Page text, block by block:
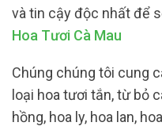
và tin cậy độc nhất để
Hoa Tươi Cà Mau
Chúng chúng tôi cung
loại hoa tươi tắn, từ bỏ
hồng, hoa ly, hoa lan,